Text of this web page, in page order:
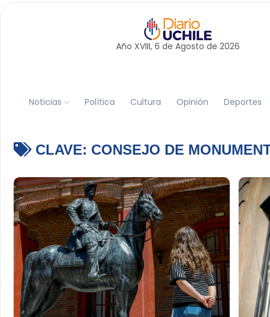
Año XVIII, 6 de Agosto de 2026
Noticias Política Cultura Opinión Deportes
CLAVE: CONSEJO DE